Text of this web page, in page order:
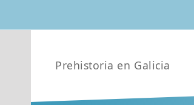
Prehistoria en Galicia